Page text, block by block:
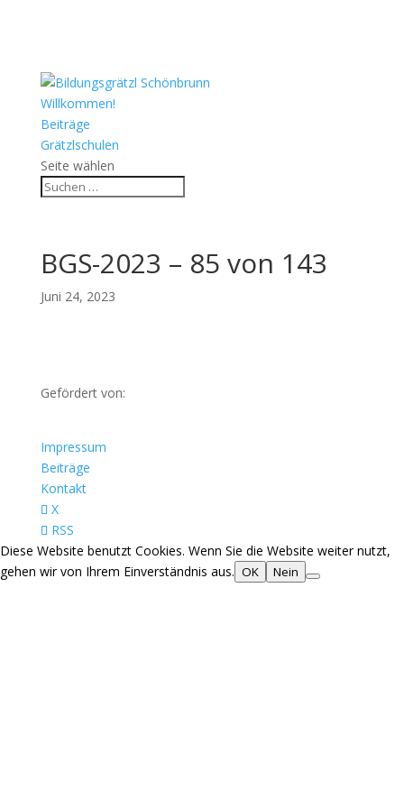
Willkommen!
Beiträge
Grätzlschulen
Seite wählen
BGS-2023 – 85 von 143
Juni 24, 2023
Gefördert von:
Impressum
Beiträge
Kontakt
X
RSS
Diese Website benutzt Cookies. Wenn Sie die Website weiter nutzt,
gehen wir von Ihrem Einverständnis aus. OK Nein